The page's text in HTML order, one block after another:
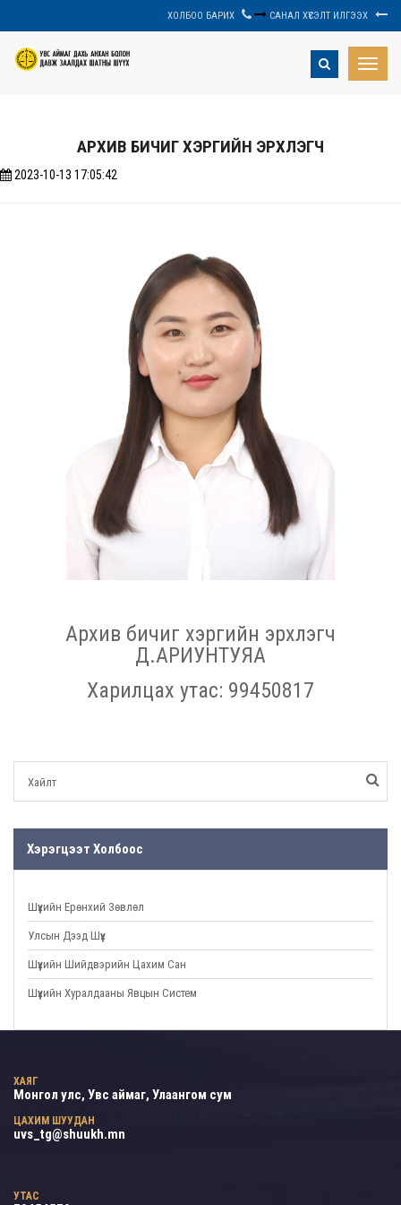
ХОЛБОО БАРИХ САНАЛ ХҮСЭЛТ ИЛГЭЭХ
Toggle
АРХИВ БИЧИГ ХЭРГИЙН ЭРХЛЭГЧ
2023-10-13 17:05:42
Архив бичиг хэргийн эрхлэгч
Д.АРИУНТУЯА
Харилцах утас: 99450817
Хэрэгцээт Холбоос
Шүүхийн Ерөнхий Зөвлөл
Улсын Дээд Шүүх
Шүүхийн Шийдвэрийн Цахим Сан
Шүүхийн Хуралдааны Явцын Систем
ХАЯГ
Монгол улс, Увс аймаг, Улаангом сум
ЦАХИМ ШУУДАН
uvs_tg@shuukh.mn
УТАС